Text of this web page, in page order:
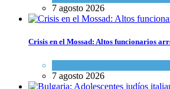
7 agosto 2026
Crisis en el Mossad: Altos funcionarios
7 agosto 2026